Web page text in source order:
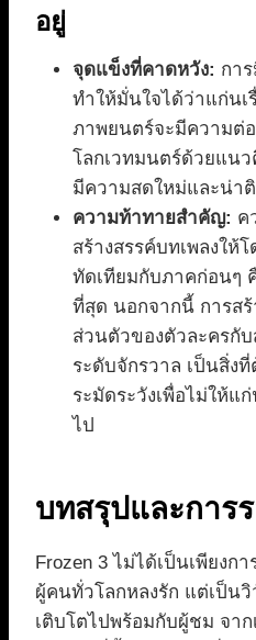
อยู่
จุดแข็งที่คาดหวัง: กา
ทำให้มั่นใจได้ว่าแก่นเ
ภาพยนตร์จะมีความต่
โลกเวทมนตร์ด้วยแน
มีความสดใหม่และน่า
ความท้าทายสำคัญ: ค
สร้างสรรค์บทเพลงให้
ทัดเทียมกับภาคก่อนๆ
ที่สุด นอกจากนี้ การสร้
ส่วนตัวของตัวละครกั
ระดับจักรวาล เป็นสิ่ง
ระมัดระวังเพื่อไม่ให้แ
ไป
บทสรุปและการ
Frozen 3 ไม่ได้เป็นเพียงก
ผู้คนทั่วโลกหลงรัก แต่เป็น
เติบโตไปพร้อมกับผู้ชม จา